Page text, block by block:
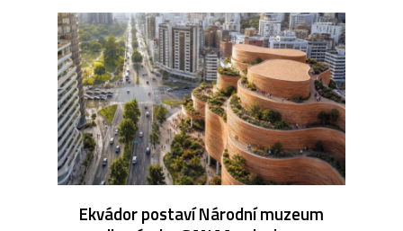
Ekvádor postaví Národní muzeum